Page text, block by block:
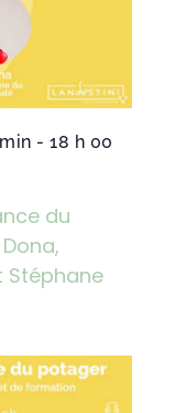
- 18 h 00
du
Stéphane